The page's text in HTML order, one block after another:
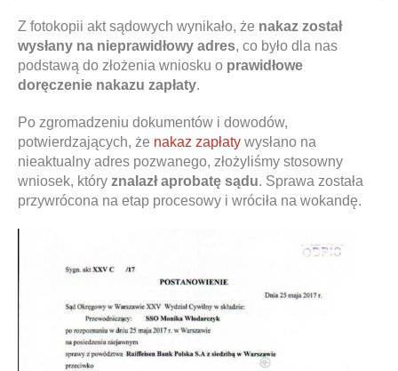
Z fotokopii akt sądowych wynikało, że nakaz został
wysłany na nieprawidłowy adres, co było dla nas
podstawą do złożenia wniosku o prawidłowe
doręczenie nakazu zapłaty.
Po zgromadzeniu dokumentów i dowodów,
potwierdzających, że nakaz zapłaty wysłano na
nieaktualny adres pozwanego, złożyliśmy stosowny
wniosek, który znalazł aprobatę sądu. Sprawa została
przywrócona na etap procesowy i wróciła na wokandę.